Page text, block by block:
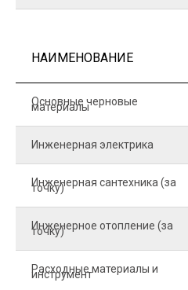
НАИМЕНОВАНИЕ
Основные черновые
материалы
Инженерная электрика
Инженерная сантехника (за
точку)
Инженерное отопление (за
точку)
Расходные материалы и
инструмент